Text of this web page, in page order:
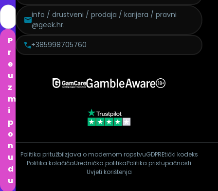
P
r
e
u
z
m
i
p
o
n
u
d
u
info / drustveni / prodaja / karijera / pravni
@geek.hr.
+385998705760
Politika pritužbiIzjava o modernom ropstvuGDPREtički kodeks
Politika kolačićaUrednička politikaPolitika pristupačnosti
Uvjeti korištenja